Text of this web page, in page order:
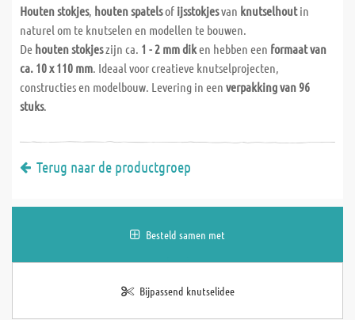
Houten stokjes, houten spatelsof ijsstokjesvan knutselhoutin
naturel om te knutselen en modellen te bouwen.
De houten stokjeszijn ca. 1 - 2 mm diken hebben een formaat van
ca. 10 x 110 mm. Ideaal voor creatieve knutselprojecten,
constructies en modelbouw. Levering in een verpakking van 96
stuks.
Terug naar de productgroep
Besteld samen met
Bijpassend knutselidee